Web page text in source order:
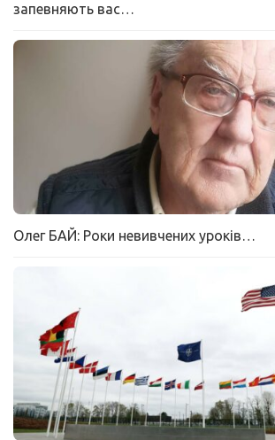
запевняють вас…
Олег БАЙ: Роки невивчених уроків…